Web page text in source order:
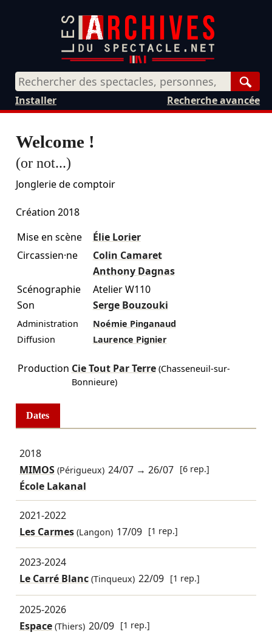
Recherche avancée
Installer
Welcome !
(or not...)
Jonglerie de comptoir
Création 2018
Mise en scène
Élie Lorier
Circassien·ne
Colin Camaret
Anthony Dagnas
Scénographie
Atelier W110
Son
Serge Bouzouki
Administration
Noémie Pinganaud
Diffusion
Laurence Pignier
Production Cie Tout Par Terre(Chasseneuil-sur-
Bonnieure)
Dates
2018
MIMOS(Périgueux) 24/07 →26/07 [6 rep.]
École Lakanal
2021-2022
Les Carmes(Langon) 17/09 [1 rep.]
2023-2024
Le Carré Blanc(Tinqueux) 22/09 [1 rep.]
2025-2026
Espace(Thiers) 20/09 [1 rep.]